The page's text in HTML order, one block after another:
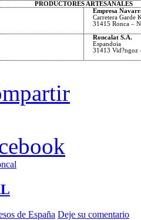
PRODUCTORES ARTESANALES
Empresa
Carretera Garde
31415 Ronca –
Roncalat S.A.
Espandoia
31413 Vid?ngoz
de España Deje su comentario